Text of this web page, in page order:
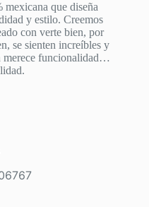
mexicana que diseña
y estilo. Creemos
con verte bien, por
se sienten increíbles y
merece funcionalidad…